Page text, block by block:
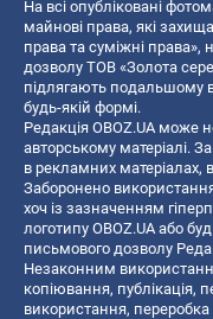
На всі опубліковані
майнові права, які
права та суміжні права»,
дозволу ТОВ «Золота
підлягають подальшому
будь-якій формі.
Редакція OBOZ.UA може
авторському матеріалі.
в рекламних матеріалах,
Заборонено
хоч із зазначенням
логотипу OBOZ.UA або
письмового дозволу
Незаконним
копiювання, публiкацiя,
використання,